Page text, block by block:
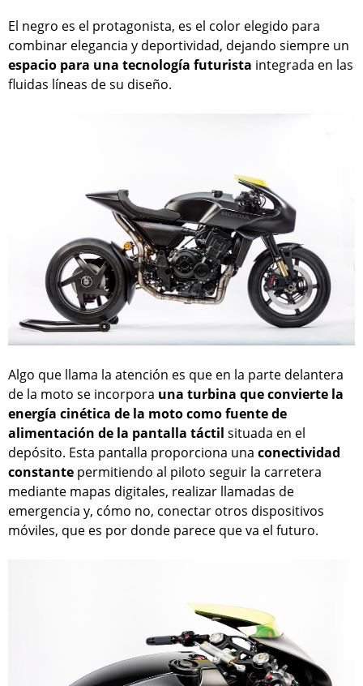
El negro es el protagonista, es el color elegido para
combinar elegancia y deportividad, dejando siempre un
espacio para una tecnología futurista integrada en las
fluidas líneas de su diseño.
Algo que llama la atención es que en la parte delantera
de la moto se incorpora una turbina que convierte la
energía cinética de la moto como fuente de
alimentación de la pantalla táctil situada en el
depósito. Esta pantalla proporciona una conectividad
constante permitiendo al piloto seguir la carretera
mediante mapas digitales, realizar llamadas de
emergencia y, cómo no, conectar otros dispositivos
móviles, que es por donde parece que va el futuro.